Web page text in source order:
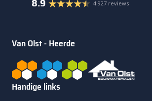
4.927 reviews
Van Olst - Heerde
Handige links